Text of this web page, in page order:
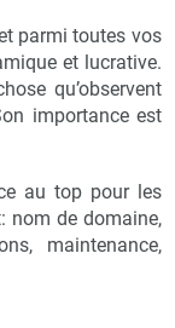
parmi toutes vos
et lucrative.
qu’observent
importance est
au top pour les
nom de domaine,
maintenance,